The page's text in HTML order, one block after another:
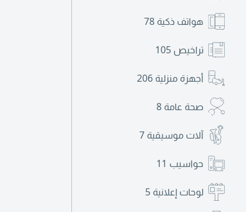
هواتف ذكية 78
تراخيص 105
أجهزة منزلية 206
صحة عامة 8
آلات موسيقية 7
حواسيب 11
لوحات إعلانية 5